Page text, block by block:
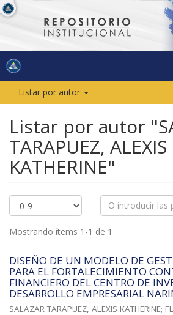
Listar por autor
Listar por autor
TARAPUEZ, ALEXIS
KATHERINE"
Mostrando ítems 1-1 de 1
DISEÑO DE UN MODELO DE
PARA EL FORTALECIMIENTO
FINANCIERO DEL CENTRO DE
DESARROLLO EMPRESARIAL
SALAZAR TARAPUEZ, ALEXIS KATHERINE;